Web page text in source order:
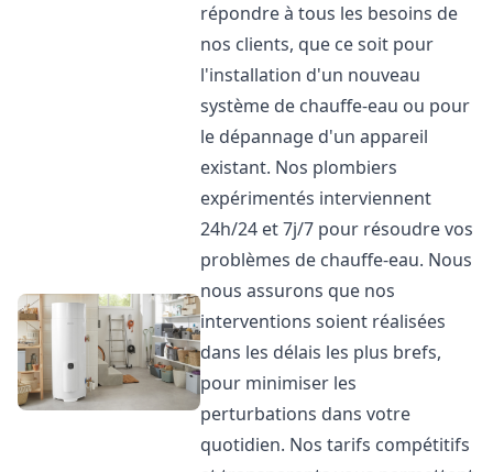
répondre à tous les besoins de
nos clients, que ce soit pour
l'installation d'un nouveau
système de chauffe-eau ou pour
le dépannage d'un appareil
existant. Nos plombiers
expérimentés interviennent
24h/24 et 7j/7 pour résoudre vos
problèmes de chauffe-eau. Nous
nous assurons que nos
interventions soient réalisées
dans les délais les plus brefs,
pour minimiser les
perturbations dans votre
quotidien. Nos tarifs compétitifs